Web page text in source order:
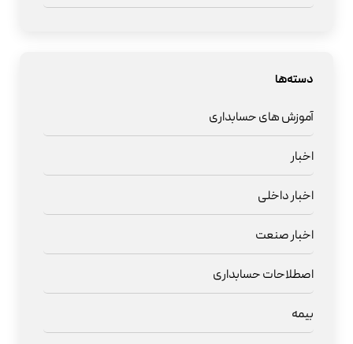
دسته‌ها
آموزش های حسابداری
اخبار
اخبار داخلی
اخبار صنعت
اصطلاحات حسابداری
بیمه